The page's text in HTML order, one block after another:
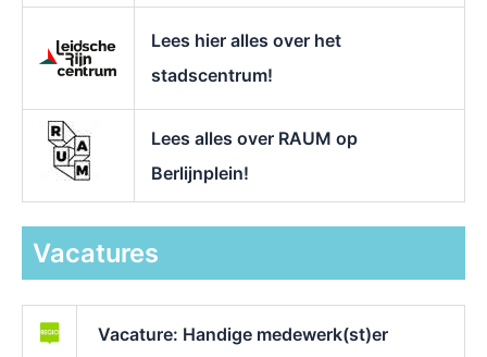
Lees hier alles over het
stadscentrum!
Lees alles over RAUM op
Berlijnplein!
Vacatures
Vacature: Handige medewerk(st)er